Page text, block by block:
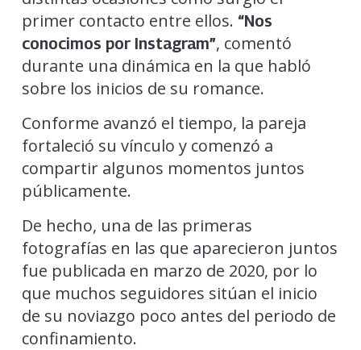
primer contacto entre ellos. “Nos
conocimos por Instagram”, comentó
durante una dinámica en la que habló
sobre los inicios de su romance.
Conforme avanzó el tiempo, la pareja
fortaleció su vínculo y comenzó a
compartir algunos momentos juntos
públicamente.
De hecho, una de las primeras
fotografías en las que aparecieron juntos
fue publicada en marzo de 2020, por lo
que muchos seguidores sitúan el inicio
de su noviazgo poco antes del periodo de
confinamiento.